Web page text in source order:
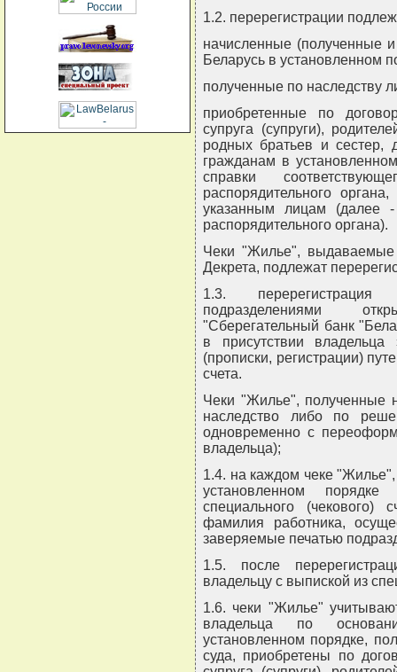
1.2. перерегистрации
начисленные (полученные
Беларусь в установленном
полученные по наследству
приобретенные по
супруга (супруги),
родных братьев и сестер,
гражданам в
справки
распорядительного
указанным лицам (далее -
распорядительного органа).
Чеки "Жилье", выдаваемые
Декрета, подлежат
1.3.
подразделениями
"Сберегательный банк
в присутствии
(прописки, регистрации)
счета.
Чеки "Жилье", полученные
наследство либо по
одновременно с
владельца);
1.4. на каждом чеке
установленном
специального (чекового)
фамилия работника,
заверяемые печатью
1.5. после
владельцу с выпиской из
1.6. чеки "Жилье"
владельца по
установленном порядке,
суда, приобретены по